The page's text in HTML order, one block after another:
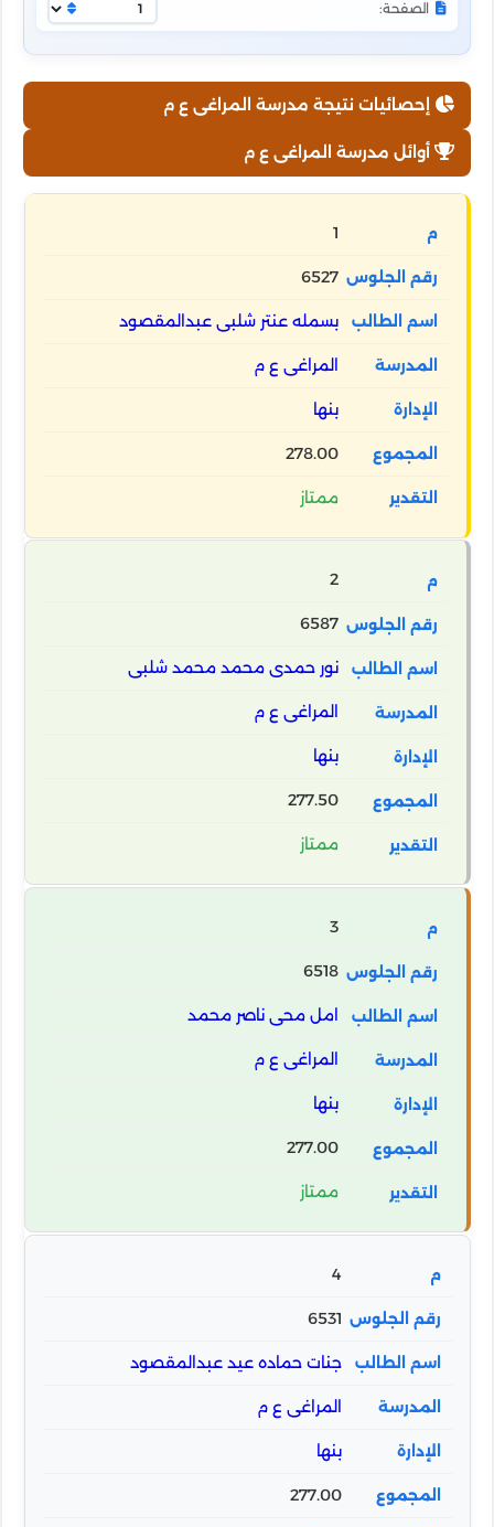
الصفحة:
إحصائيات نتيجة مدرسة المراغى ع م
أوائل مدرسة المراغى ع م
1
6527
بسمله عنتر شلبى عبدالمقصود
المراغى ع م
بنها
278.00
ممتاز
2
6587
نور حمدى محمد محمد شلبى
المراغى ع م
بنها
277.50
ممتاز
3
6518
امل محى ناصر محمد
المراغى ع م
بنها
277.00
ممتاز
4
6531
جنات حماده عيد عبدالمقصود
المراغى ع م
بنها
277.00